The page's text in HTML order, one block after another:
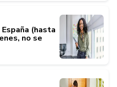
(hasta
no se